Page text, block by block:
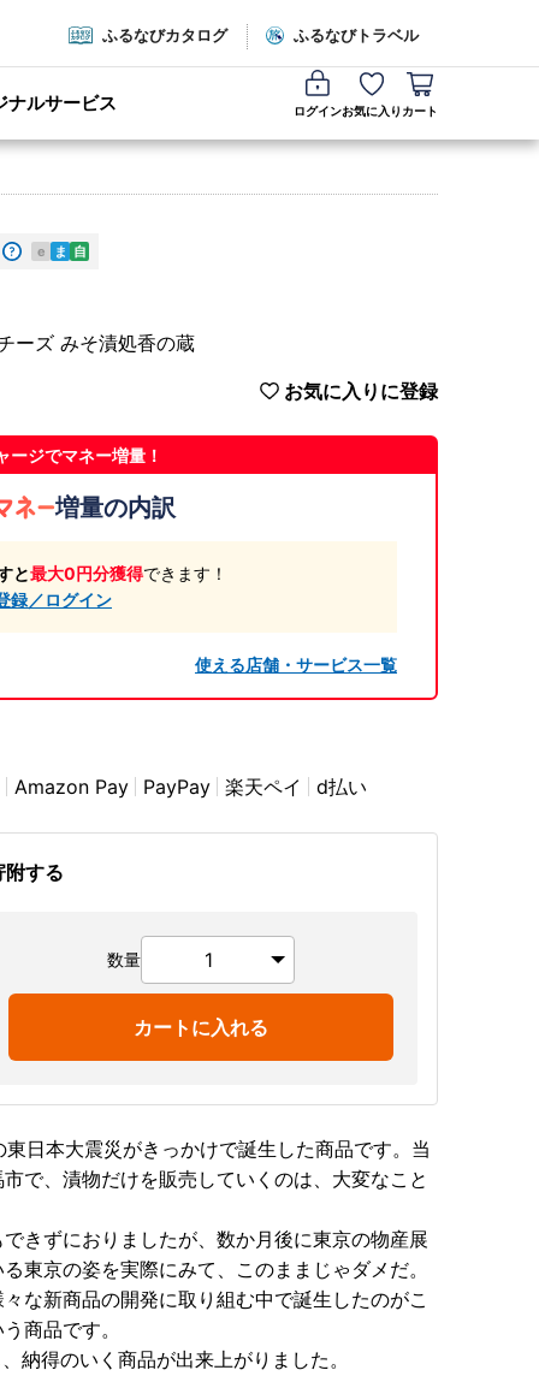
ふるなびカタログ ふるなびトラベル
ナルサービス ログインお気に入り カート
e ま 自
ーズ みそ漬処香の蔵
お気に入りに登録
ージでマネー増量！
増量の内訳
と最大0円分獲得できます！
録／ログイン
使える店舗・サービス一覧
Amazon Pay PayPay 楽天ペイ d払い
する
数量
カートに入れる
日本大震災がきっかけで誕生した商品です。当
で、漬物だけを販売していくのは、大変なこと
きずにおりましたが、数か月後に東京の物産展
東京の姿を実際にみて、このままじゃダメだ。
な新商品の開発に取り組む中で誕生したのがこ
商品です。
納得のいく商品が出来上がりました。